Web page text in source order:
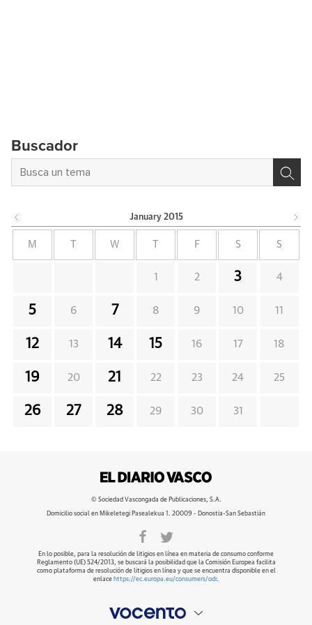
Buscador
January 2015
M W F S S
1 2 3 4
5 6 7 8 9 10 11
12 13 14 15 16 17 18
19 20 21 22 23 24 25
26 27 28 29 30 31
© Sociedad Vascongada de Publicaciones, S.A.
Domicilio social en Mikeletegi Pasealekua 1. 20009 - Donostia-San Sebastián
En lo posible, para la resolución de litigios en línea en materia de consumo conforme
Reglamento (UE) 524/2013, se buscará la posibilidad que la Comisión Europea facilita
como plataforma de resolución de litigios en línea y que se encuentra disponible en el
enlace https://ec.europa.eu/consumers/odr.